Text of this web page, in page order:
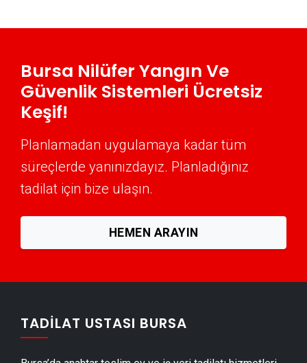
Nilüfer Ahşap Ev Yapımı
Nilüfer Mantolama Ustası
Nilüfer Şömine Yapımı
Nilüfer Mermer & Doğal Taş
Nilüfer Alçıpan Ustası
Nilüfer Şap Ustası
Nilüfer Alçı & Sıva Ustası
Nilüfer Kepenk & Panjur Montajı
Nilüfer Tente Montajı
Nilüfer Demir Doğrama Ustası
Nilüfer Dış Cephe Kaplama Ustası
Bursa Nilüfer Yangın Ve
Güvenlik Sistemleri Ücretsiz
Keşif!
Planlamadan uygulamaya kadar tüm
süreçlerde yanınızdayız. Planladığınız
tadilat için bize ulaşın.
HEMEN ARAYIN
TADILAT USTASI BURSA